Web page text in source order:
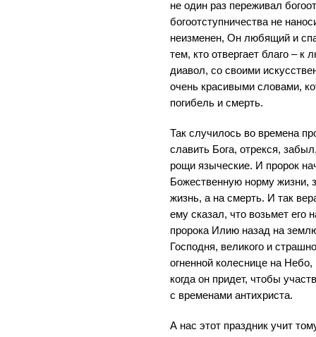
не один раз переживал
богоотступничества не
неизменен, Он любящий и
тем, кто отвергает благо – к
диавол, со своими
очень красивыми словами,
погибель и смерть.
Так случилось во времена
славить Бога, отрекся,
рощи языческие. И пророк
Божественную норму жизни,
жизнь, а на смерть. И так
ему сказал, что возьмет его
пророка Илию назад на
Господня, великого и
огненной колеснице на
когда он придет, чтобы
с временами антихриста.
А нас этот праздник учит